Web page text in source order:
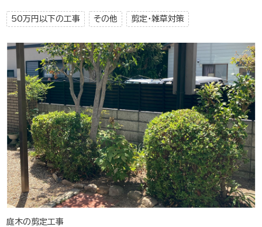
50万円以下の工事 その他 剪定・雑草対策
庭木の剪定工事